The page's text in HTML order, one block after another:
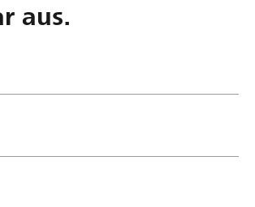
aus.